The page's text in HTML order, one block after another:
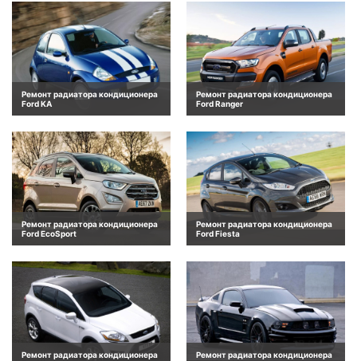
Ремонт радиатора кондиционера
Ford KA
Ремонт радиатора кондиционера
Ford Ranger
Ремонт радиатора кондиционера
Ford EcoSport
Ремонт радиатора кондиционера
Ford Fiesta
Ремонт радиатора кондиционера
Ремонт радиатора кондиционера